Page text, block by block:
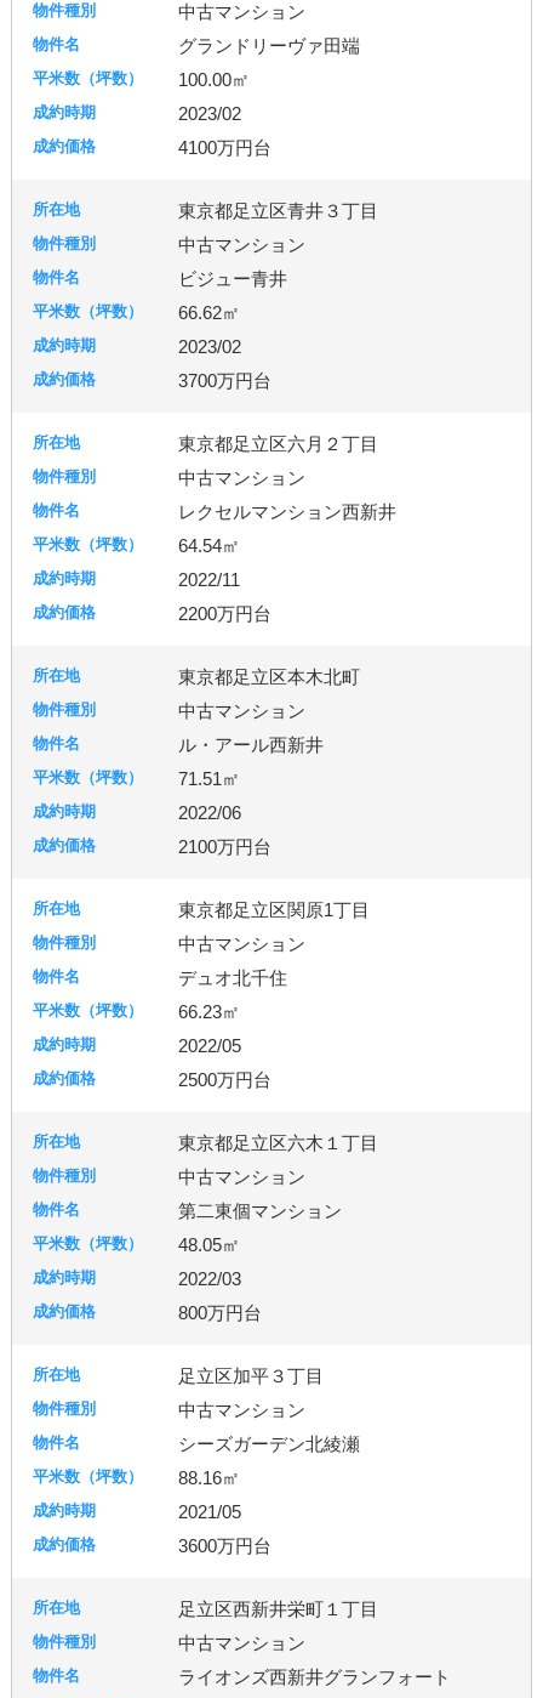
中古マンション
グランドリーヴァ田端
100.00㎡
2023/02
4100万円台
東京都足立区青井３丁目
中古マンション
ビジュー青井
66.62㎡
2023/02
3700万円台
東京都足立区六月２丁目
中古マンション
レクセルマンション西新井
64.54㎡
2022/11
2200万円台
東京都足立区本木北町
中古マンション
ル・アール西新井
71.51㎡
2022/06
2100万円台
東京都足立区関原1丁目
中古マンション
デュオ北千住
66.23㎡
2022/05
2500万円台
東京都足立区六木１丁目
中古マンション
第二東個マンション
48.05㎡
2022/03
800万円台
足立区加平３丁目
中古マンション
シーズガーデン北綾瀬
88.16㎡
2021/05
3600万円台
足立区西新井栄町１丁目
中古マンション
ライオンズ西新井グランフォート